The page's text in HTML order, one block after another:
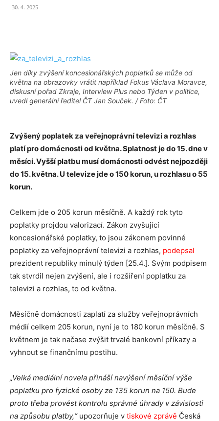
30. 4. 2025
Jen díky zvýšení koncesionářských poplatků se může od
května na obrazovky vrátit například Fokus Václava Moravce,
diskusní pořad Zkraje, Interview Plus nebo Týden v politice,
uvedl generální ředitel ČT Jan Souček. / Foto: ČT
Zvýšený poplatek za veřejnoprávní televizi a rozhlas
platí pro domácnosti od května. Splatnost je do 15. dne v
měsíci. Vyšší platbu musí domácnosti odvést nejpozději
do 15. května. U televize jde o 150 korun, u rozhlasu o 55
korun.
Celkem jde o 205 korun měsíčně. A každý rok tyto
poplatky projdou valorizací. Zákon zvyšující
koncesionářské poplatky, to jsou zákonem povinné
poplatky za veřejnoprávní televizi a rozhlas, podepsal
prezident republiky minulý týden [25.4.]. Svým podpisem
tak stvrdil nejen zvýšení, ale i rozšíření poplatku za
televizi a rozhlas, to od května.
Měsíčně domácnosti zaplatí za služby veřejnoprávních
médií celkem 205 korun, nyní je to 180 korun měsíčně. S
květnem je tak načase zvýšit trvalé bankovní příkazy a
vyhnout se finančnímu postihu.
„Velká mediální novela přináší navýšení měsíční výše
poplatku pro fyzické osoby ze 135 korun na 150. Bude
proto třeba provést kontrolu správné úhrady v závislosti
na způsobu platby,“ upozorňuje v tiskové zprávě Česká